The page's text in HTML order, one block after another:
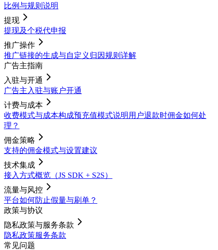
比例与规则说明
提现
提现及个税代申报
推广操作
推广链接的生成与自定义 归因规则详解
广告主指南
入驻与开通
广告主入驻与账户开通
计费与成本
收费模式与成本构成预充值模式说明 用户退款时佣金如何处
理？
佣金策略
支持的佣金模式与设置建议
技术集成
接入方式概览（JS SDK + S2S）
流量与风控
平台如何防止假量与刷单？
政策与协议
隐私政策与服务条款
隐私政策服务条款
常见问题